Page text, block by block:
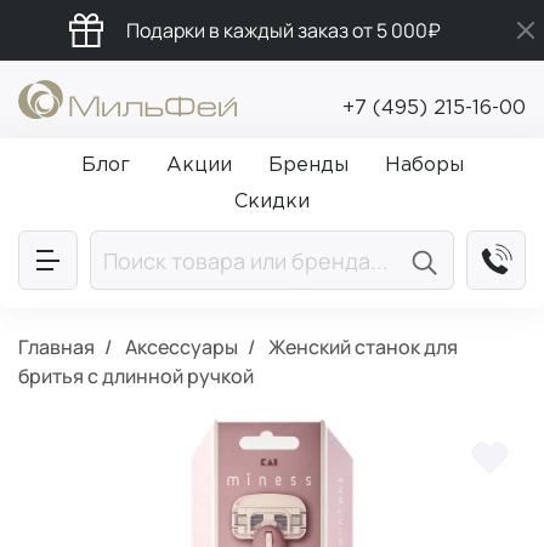
Подарки в каждый заказ от 5 000₽
Бесплатная доставка от 5 000₽
Промокод ПРИВЕТ
+7 (495) 215-16-00
Блог Акции Бренды
Наборы
Скидки
Главная Аксессуары
Женский станок для
бритья с длинной ручкой